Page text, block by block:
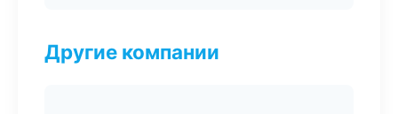
Другие компании